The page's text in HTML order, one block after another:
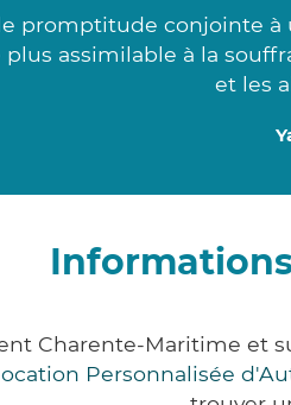
promptitude conjointe
assimilable à la
et les
Charente-Maritime et
Personnalisée